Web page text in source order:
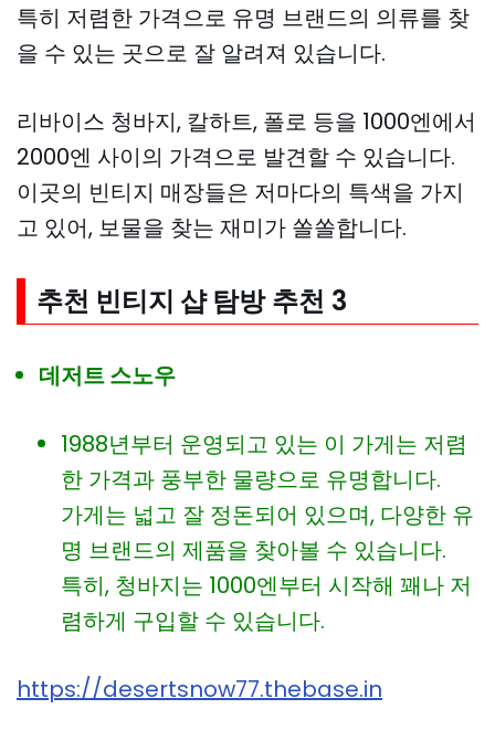
특히 저렴한 가격으로 유명 브랜드의 의류를 찾
을 수 있는 곳으로 잘 알려져 있습니다.
리바이스 청바지, 칼하트, 폴로 등을 1000엔에서
2000엔 사이의 가격으로 발견할 수 있습니다.
이곳의 빈티지 매장들은 저마다의 특색을 가지
고 있어, 보물을 찾는 재미가 쏠쏠합니다.
추천 빈티지 샵 탐방추천 3
데저트 스노우
1988년부터 운영되고 있는 이 가게는 저렴
한 가격과 풍부한 물량으로 유명합니다.
가게는 넓고 잘 정돈되어 있으며, 다양한 유
명 브랜드의 제품을 찾아볼 수 있습니다.
특히, 청바지는 1000엔부터 시작해 꽤나 저
렴하게 구입할 수 있습니다.
https://desertsnow77.thebase.in